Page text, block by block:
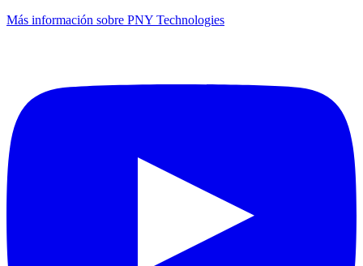
Más información sobre PNY Technologies